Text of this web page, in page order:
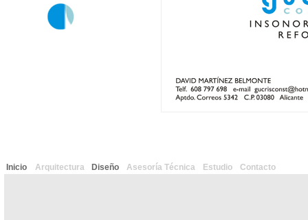
Inicio Arquitectura Diseño Asesoría Técnica Estudio Contacto